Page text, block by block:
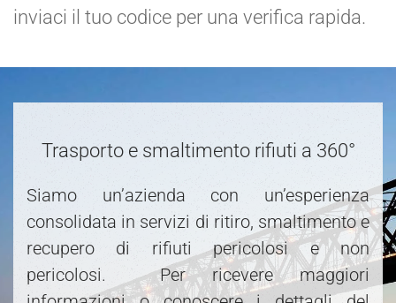
inviaci il tuo codice per una verifica rapida.
Trasporto e smaltimento rifiuti a 360°
Siamo un’azienda con un’esperienza
consolidata in servizi di ritiro, smaltimento e
recupero di rifiuti pericolosi e non
pericolosi. Per ricevere maggiori